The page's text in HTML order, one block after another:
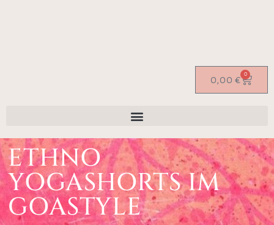
0,00 € 0
ETHNO
YOGASHORTS IM
GOASTYLE